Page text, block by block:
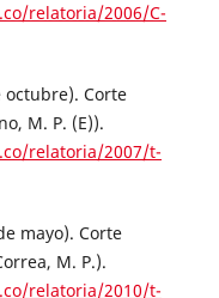
relatoria/2006/C-
octubre). Corte
M. P. (E)).
relatoria/2007/t-
mayo). Corte
M. P.).
relatoria/2010/t-